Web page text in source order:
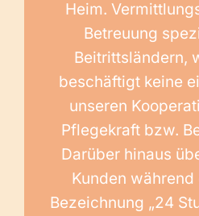
Heim.
Betreuung
Beitrittsländern,
beschäftigt keine
unseren
Pflegekraft bzw.
Darüber hinaus
Kunden
Bezeichnung „24